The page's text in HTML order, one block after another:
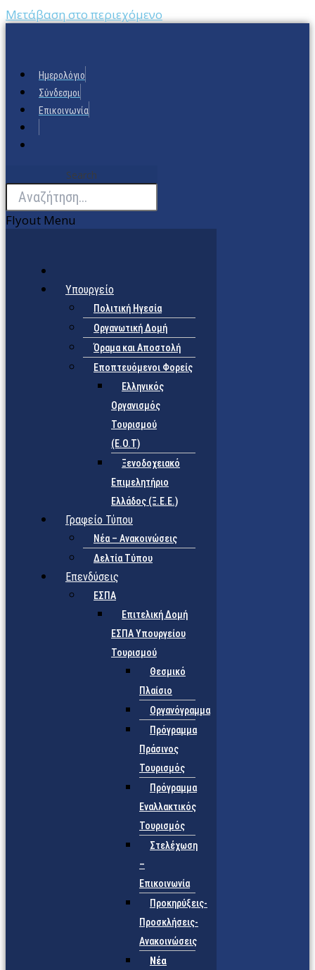
Μετάβαση στο περιεχόμενο
Ημερολόγιο
Σύνδεσμοι
Επικοινωνία
Search
Flyout Menu
Υπουργείο
Πολιτική Ηγεσία
Οργανωτική Δομή
Όραμα και Αποστολή
Εποπτευόμενοι Φορείς
Eλληνικός
Οργανισμός
Τουρισμού
(Ε.Ο.Τ)
Ξενοδοχειακό
Επιμελητήριο
Ελλάδος (Ξ.Ε.Ε.)
Γραφείο Τύπου
Νέα – Ανακοινώσεις
Δελτία Τύπου
Επενδύσεις
ΕΣΠΑ
Επιτελική Δομή
ΕΣΠΑ Υπουργείου
Τουρισμού
Θεσμικό
Πλαίσιο
Οργανόγραμμα
Πρόγραμμα
Πράσινος
Τουρισμός
Πρόγραμμα
Εναλλακτικός
Τουρισμός
Στελέχωση
–
Επικοινωνία
Προκηρύξεις-
Προσκλήσεις-
Ανακοινώσεις
Νέα